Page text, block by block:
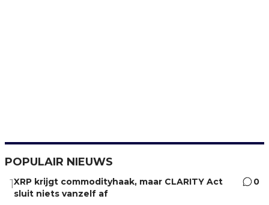
POPULAIR NIEUWS
1XRP krijgt commodityhaak, maar CLARITY Act
sluit niets vanzelf af
0